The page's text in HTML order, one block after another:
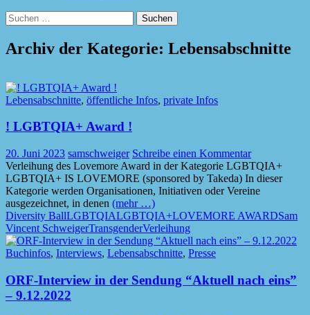
Suchen
nach:
Archiv der Kategorie: Lebensabschnitte
Lebensabschnitte, öffentliche Infos, private Infos
! LGBTQIA+ Award !
20. Juni 2023 samschweiger Schreibe einen Kommentar
Verleihung des Lovemore Award in der Kategorie LGBTQIA+
LGBTQIA+ IS LOVEMORE (sponsored by Takeda) In dieser
Kategorie werden Organisationen, Initiativen oder Vereine
ausgezeichnet, in denen (mehr …)
Diversity BallLGBTQIALGBTQIA+LOVEMORE AWARDSam
Vincent SchweigerTransgenderVerleihung
Buchinfos, Interviews, Lebensabschnitte, Presse
ORF-Interview in der Sendung “Aktuell nach eins”
– 9.12.2022